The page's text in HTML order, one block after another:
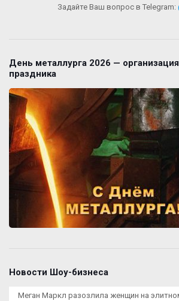
Задайте Ваш вопрос в Telegram:
День металлурга 2026 —
праздника
Новости Шоу-бизнеса
Меган Маркл разозлила женщин на